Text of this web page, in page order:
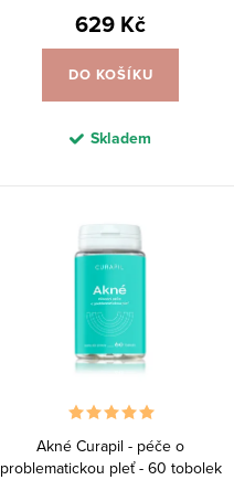
629 Kč
DO KOŠÍKU
Skladem
Akné Curapil - péče o
problematickou pleť - 60 tobolek